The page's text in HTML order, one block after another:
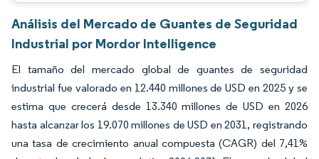
Análisis del Mercado de Guantes de Seguridad
Industrial por Mordor Intelligence
El tamaño del mercado global de guantes de seguridad
industrial fue valorado en 12.440 millones de USD en 2025 y se
estima que crecerá desde 13.340 millones de USD en 2026
hasta alcanzar los 19.070 millones de USD en 2031, registrando
una tasa de crecimiento anual compuesta (CAGR) del 7,41%